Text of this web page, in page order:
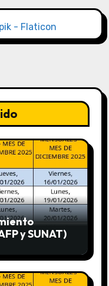
- Flaticon
y SUNAT)